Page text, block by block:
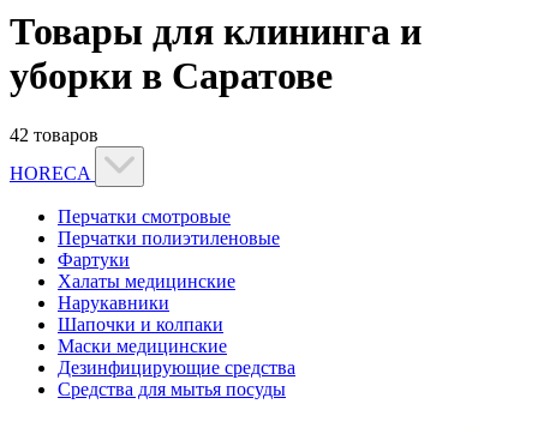
Товары для клининга и
уборки в Саратове
42 товаров
HORECA
Перчатки смотровые
Перчатки полиэтиленовые
Фартуки
Халаты медицинские
Нарукавники
Шапочки и колпаки
Маски медицинские
Дезинфицирующие средства
Средства для мытья посуды